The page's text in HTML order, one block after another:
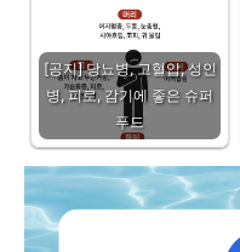
[공지] 당뇨병, 고혈압, 성인
병, 피로, 감기에 좋은 슈퍼
푸드